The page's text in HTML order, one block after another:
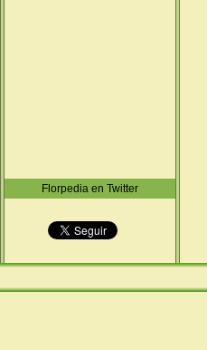
Florpedia en Twitter